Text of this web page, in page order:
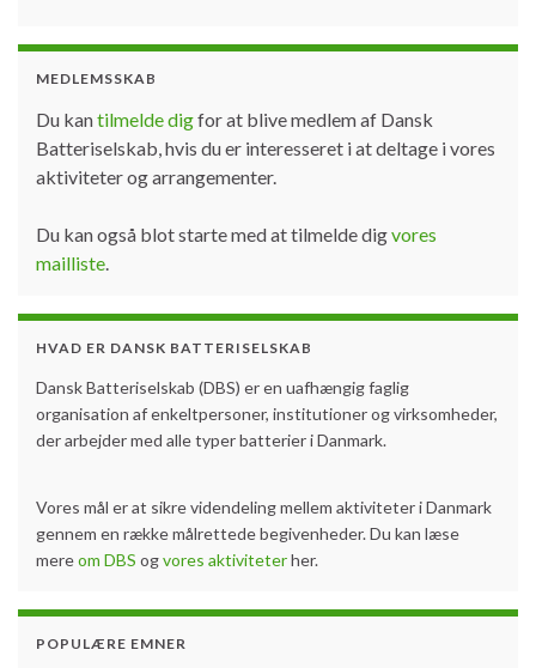
MEDLEMSSKAB
Du kantilmelde digfor at blive medlem af Dansk
Batteriselskab, hvis du er interesseret i at deltage i vores
aktiviteter og arrangementer.
Du kan også blot starte med at tilmelde digvores
mailliste.
HVAD ER DANSK BATTERISELSKAB
Dansk Batteriselskab (DBS) er en uafhængig faglig
organisation af enkeltpersoner, institutioner og virksomheder,
der arbejder med alle typer batterier i Danmark.
Vores mål er at sikre videndeling mellem aktiviteter i Danmark
gennem en række målrettede begivenheder. Du kan læse
mereom DBS ogvores aktiviteterher.
POPULÆRE EMNER